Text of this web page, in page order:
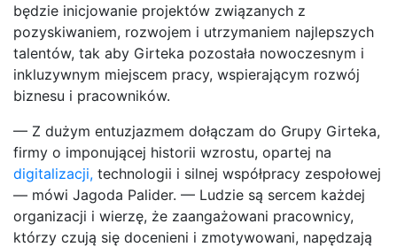
będzie inicjowanie projektów związanych z
pozyskiwaniem, rozwojem i utrzymaniem najlepszych
talentów, tak aby Girteka pozostała nowoczesnym i
inkluzywnym miejscem pracy, wspierającym rozwój
biznesu i pracowników.
— Z dużym entuzjazmem dołączam do Grupy Girteka,
firmy o imponującej historii wzrostu, opartej na
digitalizacji, technologii i silnej współpracy zespołowej
— mówi Jagoda Palider. — Ludzie są sercem każdej
organizacji i wierzę, że zaangażowani pracownicy,
którzy czują się docenieni i zmotywowani, napędzają